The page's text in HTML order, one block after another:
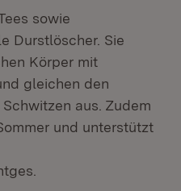
sowie
Durstlöscher. Sie
Körper mit
gleichen den
aus. Zudem
und unterstützt